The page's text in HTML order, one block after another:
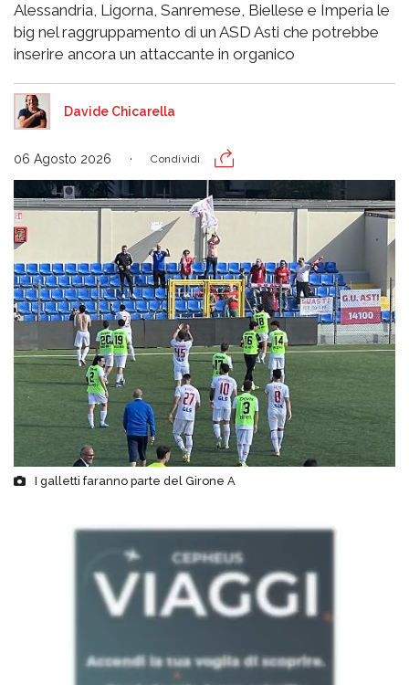
Alessandria, Ligorna, Sanremese, Biellese e Imperia le
big nel raggruppamento di un ASD Asti che potrebbe
inserire ancora un attaccante in organico
Davide Chicarella
06 Agosto 2026 Condividi
I galletti faranno parte del Girone A